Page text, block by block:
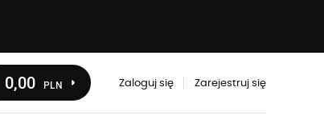
0,00 PLN Zaloguj się Zarejestruj się